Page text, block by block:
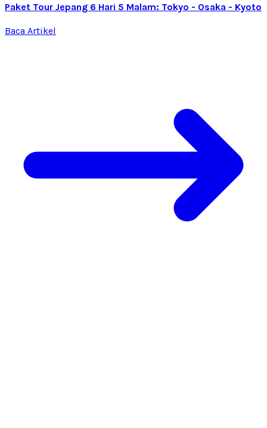
Paket Tour Jepang 6 Hari 5 Malam: Tokyo - Osaka - Kyoto
Baca Artikel